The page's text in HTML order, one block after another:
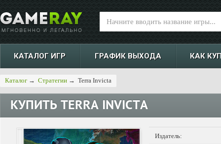
КАТАЛОГ ИГР ГРАФИК ВЫХОДА КАК
Каталог → Стратегии → Terra Invicta
КУПИТЬ TERRA INVICTA
Издатель: